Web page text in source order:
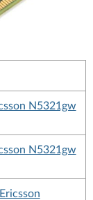
N5321gw
N5321gw